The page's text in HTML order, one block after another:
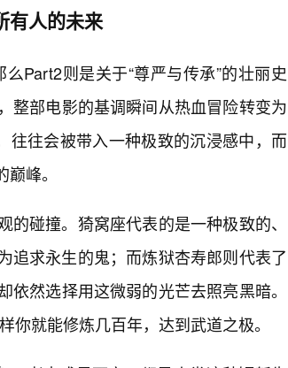
有人的未来
Part2则是关于“尊严与传承”的壮丽史
整部电影的基调瞬间从热血冒险转变为
往往会被带入一种极致的沉浸感中，而
峰。
碰撞。猗窝座代表的是一种极致的、
求永生的鬼；而炼狱杏寿郎则代表了
然选择用这微弱的光芒去照亮黑暗。
你就能修炼几百年，达到武道之极。